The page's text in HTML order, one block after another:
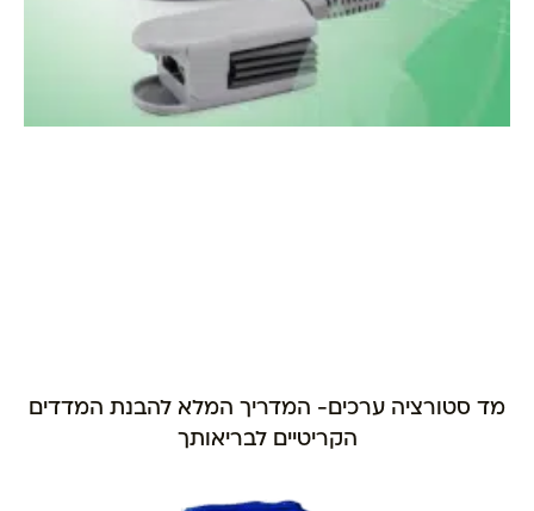
מד סטורציה ערכים- המדריך המלא להבנת המדדים
הקריטיים לבריאותך